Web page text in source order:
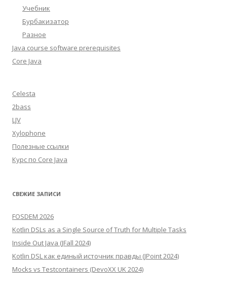
Учебник
Бурбакизатор
Разное
Java course software prerequisites
Core Java
Celesta
2bass
LJV
Xylophone
Полезные ссылки
Курс по Core Java
СВЕЖИЕ ЗАПИСИ
FOSDEM 2026
Kotlin DSLs as a Single Source of Truth for Multiple Tasks
Inside Out Java (JFall 2024)
Kotlin DSL как единый источник правды (JPoint 2024)
Mocks vs Testcontainers (DevoXX UK 2024)